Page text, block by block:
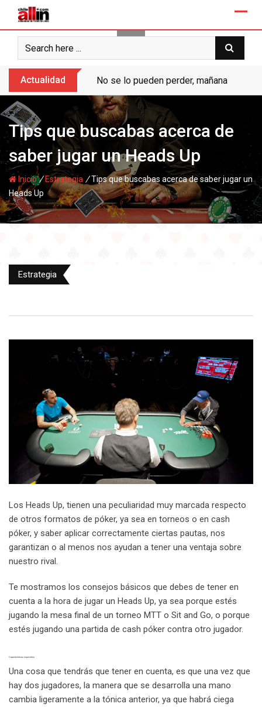
content
Actualidad No se lo pueden perder, mañana “Ases
Tips que buscabas acerca de
saber jugar un Heads Up
Inicio/Estrategia /Tips que buscabas acerca de saber jugar un
Heads Up
Estrategia
Los Heads Up, tienen una peculiaridad muy marcada respecto
de otros formatos de póker, ya sea en torneos o en cash
póker, y saber aplicar correctamente ciertas pautas, nos
garantizan o al menos nos ayudan a tener una ventaja sobre
nuestro rival.
Te mostramos los consejos básicos que debes de tener en
cuenta a la hora de jugar un Heads Up, ya sea porque estés
jugando la mesa final de un torneo MTT o Sit and Go, o porque
estés jugando una partida de cash póker contra otro jugador.
Características especiales
Una cosa que tendrás que tener en cuenta, es que una vez que
hay dos jugadores, la manera que se desarrolla una mano
cambia ligeramente a la tónica anterior, ya que habrá ciega